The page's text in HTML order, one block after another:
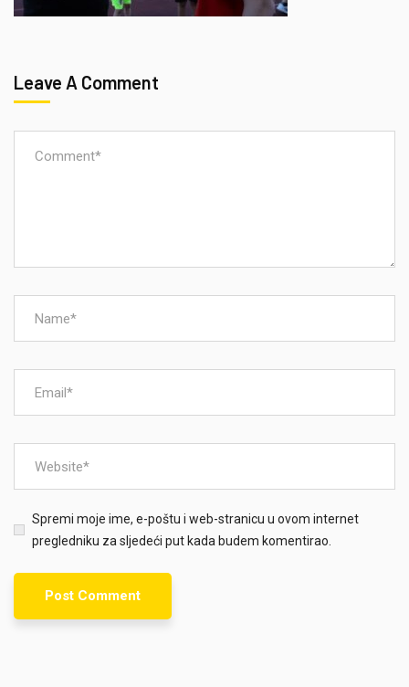
Leave A Comment
Spremi moje ime, e-poštu i web-stranicu u ovom internet
pregledniku za sljedeći put kada budem komentirao.